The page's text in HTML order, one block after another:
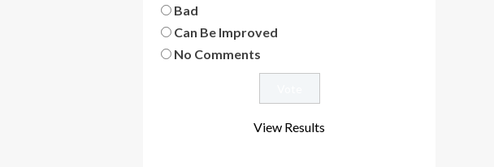
Bad
Can Be Improved
No Comments
View Results